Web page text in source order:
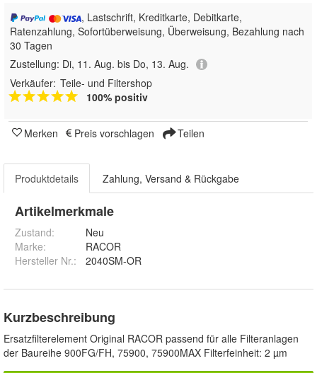
, Lastschrift, Kreditkarte, Debitkarte,
Ratenzahlung, Sofortüberweisung, Überweisung, Bezahlung nach
30 Tagen
Zustellung: Di, 11. Aug. bis Do, 13. Aug.
Verkäufer: Teile- und Filtershop
100% positiv
Merken Preis vorschlagen Teilen
Produktdetails Zahlung, Versand & Rückgabe
Artikelmerkmale
Zustand:
Neu
Marke:
RACOR
Hersteller Nr.:
2040SM-OR
Kurzbeschreibung
Ersatzfilterelement Original RACOR passend für alle Filteranlagen
der Baureihe 900FG/FH, 75900, 75900MAX Filterfeinheit: 2 µm